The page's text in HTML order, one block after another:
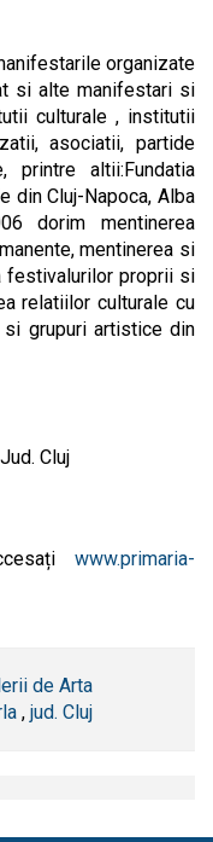
organizate
si alte manifestari si
culturale , institutii
asociatii, partide
printre altii:Fundatia
din Cluj-Napoca, Alba
dorim mentinerea
mentinerea si
festivalurilor proprii si
relatiilor culturale cu
grupuri artistice din
Cluj
www.primaria-
de Arta
, jud. Cluj